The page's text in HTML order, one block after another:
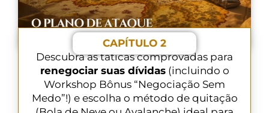
CAPÍTULO 2
Descubra as táticas comprovadas para
renegociar suas dívidas(incluindo o
Workshop Bônus “Negociação Sem
Medo”!) e escolha o método de quitação